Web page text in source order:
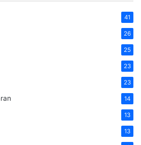
41
26
25
23
23
14
13
13